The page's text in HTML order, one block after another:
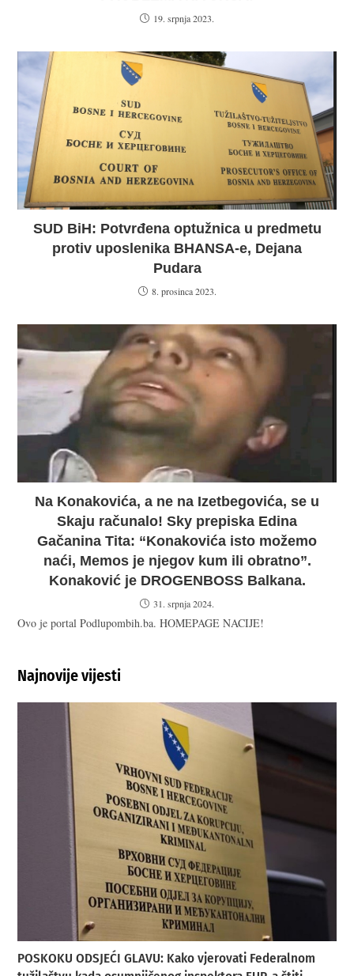
19. srpnja 2023.
SUD BiH: Potvrđena optužnica u predmetu
protiv uposlenika BHANSA-e, Dejana
Pudara
8. prosinca 2023.
Na Konakovića, a ne na Izetbegovića, se u
Skaju računalo! Sky prepiska Edina
Gačanina Tita: “Konakovića isto možemo
naći, Memos je njegov kum ili obratno”.
Konaković je DROGENBOSS Balkana.
31. srpnja 2024.
Ovo je portal Podlupombih.ba. HOMEPAGE NACIJE!
Najnovije vijesti
POSKOKU ODSJEĆI GLAVU: Kako vjerovati Federalnom